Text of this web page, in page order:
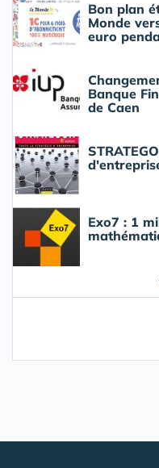
Bon plan
Monde
euro
Banque
de Caen
Exo7 : 1